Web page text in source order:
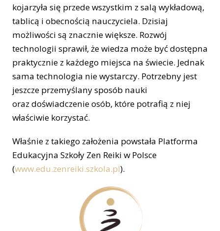
kojarzyła się przede wszystkim z salą wykładową,
tablicą i obecnością nauczyciela. Dzisiaj
możliwości są znacznie większe. Rozwój
technologii sprawił, że wiedza może być dostępna
praktycznie z każdego miejsca na świecie. Jednak
sama technologia nie wystarczy. Potrzebny jest
jeszcze przemyślany sposób nauki
oraz doświadczenie osób, które potrafią z niej
właściwie korzystać.
Właśnie z takiego założenia powstała Platforma
Edukacyjna Szkoły Zen Reiki w Polsce
(www.edu.zenreiki.szkola.pl).